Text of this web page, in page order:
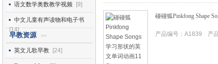
语文数学奥数教学视频 [9]
中文儿童有声读物和电子书
[14]
早教资源 >>
英文儿歌早教 [24]
碰碰狐Pinkfong Shape
产品编号：A1839 产